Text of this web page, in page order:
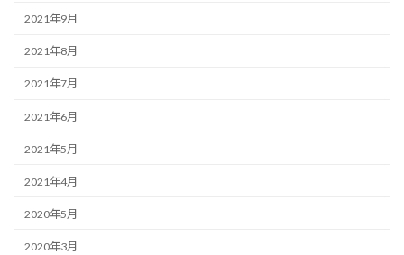
2021年9月
2021年8月
2021年7月
2021年6月
2021年5月
2021年4月
2020年5月
2020年3月